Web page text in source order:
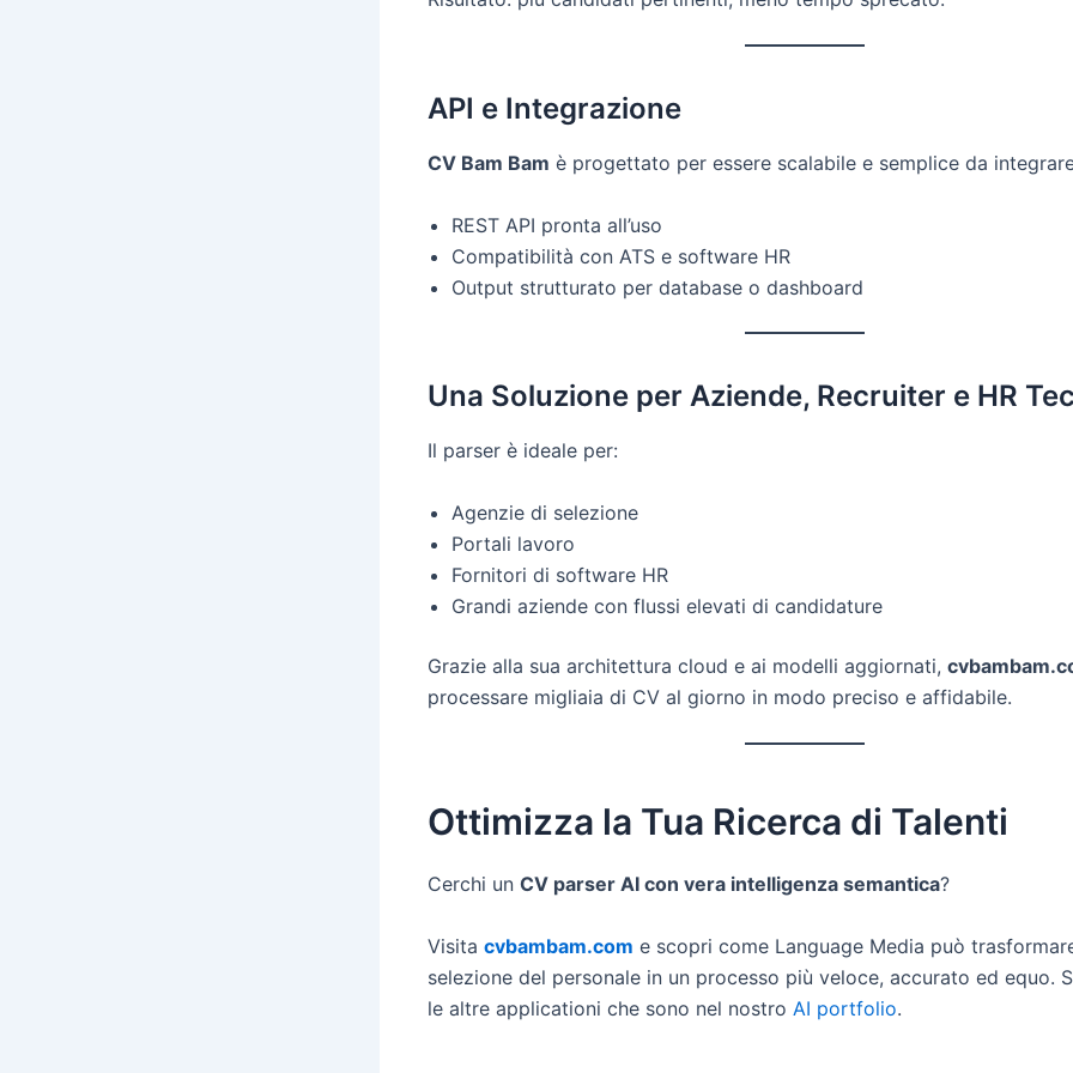
API e Integrazione
CV Bam Bam è progettato per essere scalabile e semplice da
REST API pronta all’uso
Compatibilità con ATS e software HR
Output strutturato per database o dashboard
Una Soluzione per Aziende, Recruiter e HR
Il parser è ideale per:
Agenzie di selezione
Portali lavoro
Fornitori di software HR
Grandi aziende con flussi elevati di candidature
Grazie alla sua architettura cloud e ai modelli aggiornati,
processare migliaia di CV al giorno in modo preciso e affidabile.
Ottimizza la Tua Ricerca di Talenti
Cerchi un CV parser AI con vera intelligenza semantica?
Visita cvbambam.com e scopri come Language Media può
selezione del personale in un processo più veloce, accurato ed equo.
le altre applicationi che sono nel nostro AI portfolio.